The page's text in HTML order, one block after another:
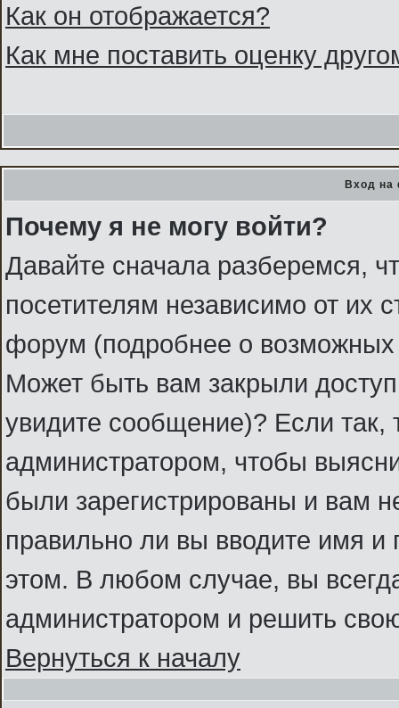
Как он отображается?
Как мне поставить оценку
Вход на
Почему я не могу войти?
Давайте сначала разберемся,
посетителям независимо от их
форум (подробнее о возможных
Может быть вам закрыли
увидите сообщение)? Если так,
администратором, чтобы
были зарегистрированы и вам
правильно ли вы вводите имя
этом. В любом случае, вы
администратором и решить
Вернуться к началу